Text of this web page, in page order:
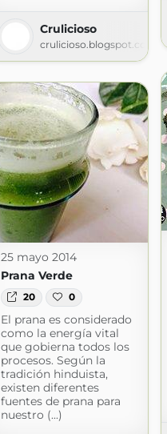
Crulicioso
crulicioso.blogspot.com
25 mayo 2014
Prana Verde
20 0
El prana es considerado
como la energía vital
que gobierna todos los
procesos. Según la
tradición hinduista,
existen diferentes
fuentes de prana para
nuestro (...)